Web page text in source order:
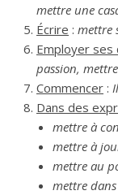
mettre une
Écrire : mettre
Employer ses
passion,
Commencer :
Dans des
mettre à
mettre à
mettre au
mettre